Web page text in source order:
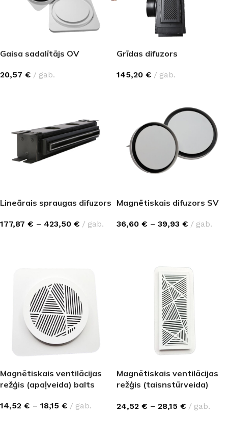
Gaisa sadalītājs OV
20,57 € gab.
Grīdas difuzors
145,20 € gab.
Lineārais spraugas difuzors
177,87 € – 423,50 € gab.
Magnētiskais difuzors SV
36,60 € – 39,93 € gab.
Magnētiskais ventilācijas
režģis (apaļveida) balts
14,52 € – 18,15 € gab.
Magnētiskais ventilācijas
režģis (taisnstūrveida)
24,52 € – 28,15 € gab.